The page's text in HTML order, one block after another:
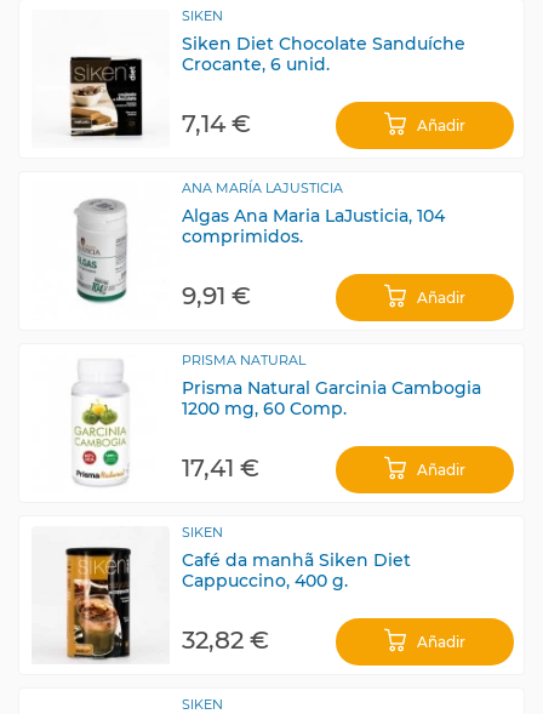
SIKEN
Siken Diet Chocolate Sanduíche
Crocante, 6 unid.
7,14 € Añadir
ANA MARÍA LAJUSTICIA
Algas Ana Maria LaJusticia, 104
comprimidos.
9,91 € Añadir
PRISMA NATURAL
Prisma Natural Garcinia Cambogia
1200 mg, 60 Comp.
17,41 € Añadir
SIKEN
Café da manhã Siken Diet
Cappuccino, 400 g.
32,82 € Añadir
SIKEN